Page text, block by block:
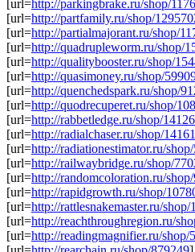
[url=http://parkingbrake.ru/shop/
[url=http://partfamily.ru/shop/
[url=http://partialmajorant.ru/shop/
[url=http://quadrupleworm.ru/shop/
[url=http://qualitybooster.ru/shop/
[url=http://quasimoney.ru/shop/
[url=http://quenchedspark.ru/shop/
[url=http://quodrecuperet.ru/shop/
[url=http://rabbetledge.ru/shop/
[url=http://radialchaser.ru/shop/
[url=http://radiationestimator.ru/
[url=http://railwaybridge.ru/shop/
[url=http://randomcoloration.ru/
[url=http://rapidgrowth.ru/shop/
[url=http://rattlesnakemaster.ru/shop/
[url=http://reachthroughregion.ru/
[url=http://readingmagnifier.ru/shop/